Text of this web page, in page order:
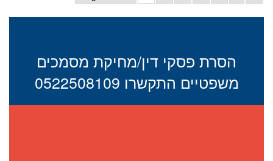
הסרת פסקי דין/מחיקת מסמכים
משפטיים התקשרו 0522508109